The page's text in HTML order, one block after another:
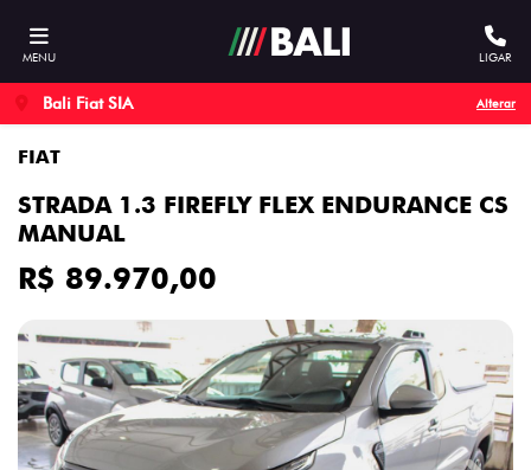
MENU LIGAR
Bali Fiat SIA Alterar
FIAT
STRADA 1.3 FIREFLY FLEX ENDURANCE CS
MANUAL
R$ 89.970,00